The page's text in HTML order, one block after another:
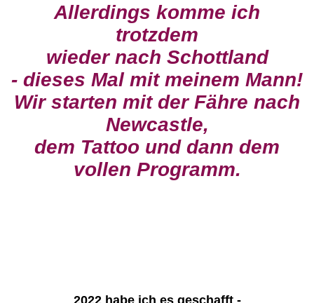
Allerdings komme ich
trotzdem
wieder nach Schottland
- dieses Mal mit meinem Mann!
Wir starten mit der Fähre nach
Newcastle,
dem Tattoo und dann dem
vollen Programm.
2022 habe ich es geschafft -